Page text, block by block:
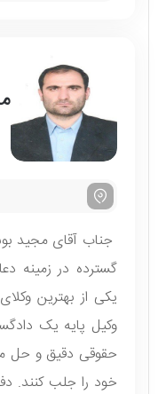
جناب آقای مجید
گسترده در زمینه
یکی از بهترین
وکیل پایه یک
حقوقی دقیق و حل
خود را جلب کنند.